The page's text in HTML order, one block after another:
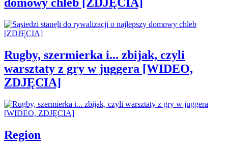
domowy chleb [ZDJĘCIA]
Rugby, szermierka i... zbijak, czyli
warsztaty z gry w juggera [WIDEO,
ZDJĘCIA]
Region